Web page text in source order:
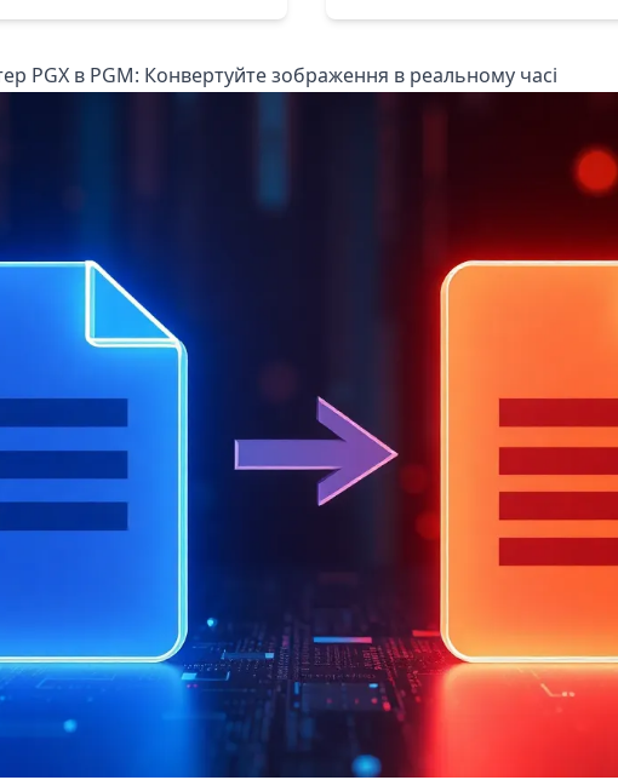
PGX в PGM: Конвертуйте зображення в реальному часі